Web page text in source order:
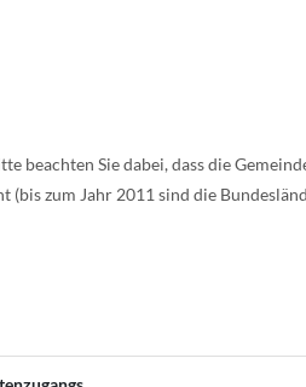
beachten Sie dabei, dass die
zum Jahr 2011 sind die